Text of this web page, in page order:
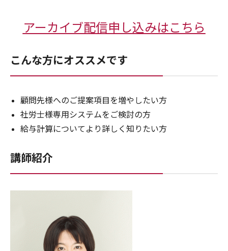
アーカイブ配信申し込みはこちら
こんな方にオススメです
顧問先様へのご提案項目を増やしたい方
社労士様専用システムをご検討の方
給与計算についてより詳しく知りたい方
講師紹介